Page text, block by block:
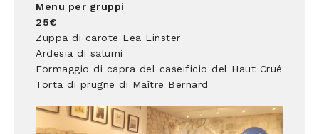
Menu per gruppi
25€
Zuppa di carote Lea Linster
Ardesia di salumi
Formaggio di capra del caseificio del Haut Crué
Torta di prugne di Maître Bernard